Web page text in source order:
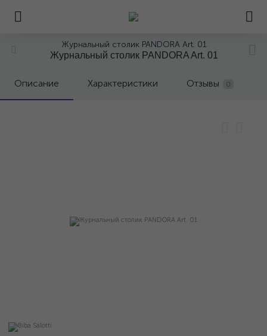
Журнальный столик PANDORA Art. 01
Журнальный столик PANDORA Art. 01
Описание Характеристики Отзывы 0